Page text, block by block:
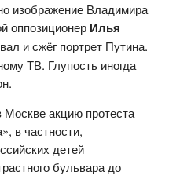
изображение Владимира
оппозиционер Илья
и сжёг портрет Путина.
ТВ. Глупость иногда
акцию протеста
в частности,
детей
бульвара до